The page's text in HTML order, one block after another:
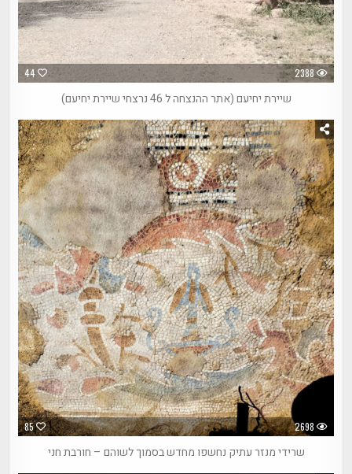
44 2388
שיירת יחיעם (אתר ההנצחה ל 46 נרצחי שיירת יחיעם)
85 2698
שרידי מנזר עתיק נחשפו מחדש בסמוך לשוהם – חורבת חני